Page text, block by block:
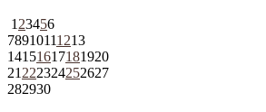
1 23456
78910111213
14151617181920
21 222324252627
282930